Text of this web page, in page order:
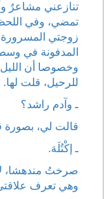
تنازعني مشاعرٌ
تمضي، وفي
زوجتي المسرورة
المدفونة في
وخصوصا أن
للرحيل، قلت لها.
ـ وآدم راشد؟
قالت لي، بصورة
ـ إكْتُلَهَ.
صرختُ مندهشا،
وهي تعرف